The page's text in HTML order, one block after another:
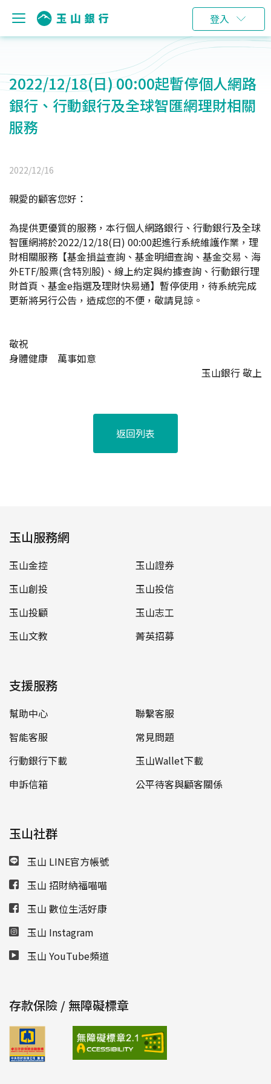
登入
2022/12/18(日) 00:00起暫停個人網路
銀行、行動銀行及全球智匯網理財相關
服務
2022/12/16
親愛的顧客您好：
為提供更優質的服務，本行個人網路銀行、行動銀行及全球
智匯網將於2022/12/18(日) 00:00起進行系統維護作業，理
財相關服務【基金損益查詢、基金明細查詢、基金交易、海
外ETF/股票(含特別股)、線上約定與約據查詢、行動銀行理
財首頁、基金e指選及理財快易通】暫停使用，待系統完成
更新將另行公告，造成您的不便，敬請見諒。
敬祝
身體健康 萬事如意
玉山銀行 敬上
返回列表
玉山服務網
玉山金控
玉山證券
玉山創投
玉山投信
玉山投顧
玉山志工
玉山文教
菁英招募
支援服務
幫助中心
聯繫客服
智能客服
常見問題
行動銀行下載
玉山Wallet下載
申訴信箱
公平待客與顧客關係
玉山社群
玉山 LINE官方帳號
玉山 招財納福喵喵
玉山 數位生活好康
玉山 Instagram
玉山 YouTube頻道
存款保險 / 無障礙標章